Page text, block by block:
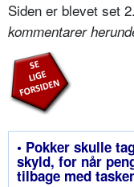
Siden er blevet set
kommentarer
• Pokker skulle
skyld, for når
tilbage med